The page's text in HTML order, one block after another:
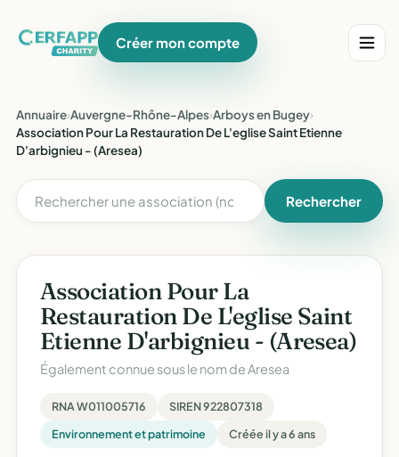
Créer mon compte
Annuaire›Auvergne-Rhône-Alpes›Arboys en Bugey›
Association Pour La Restauration De L'eglise Saint Etienne
D'arbignieu - (Aresea)
Rechercher
Association Pour La
Restauration De L'eglise Saint
Etienne D'arbignieu - (Aresea)
Également connue sous le nom deAresea
RNA W011005716
SIREN 922807318
Environnement et patrimoine
Créée il y a 6 ans